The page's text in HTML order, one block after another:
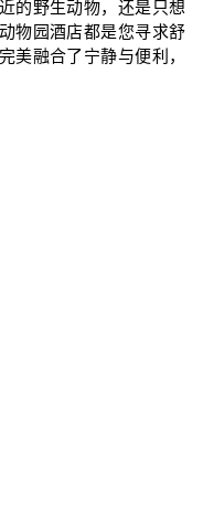
的野生动物，还是只想
物园酒店都是您寻求舒
美融合了宁静与便利，